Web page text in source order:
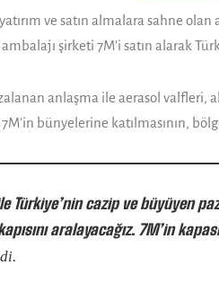
ve satın almalara sahne
şirke­ti 7M’i satın alarak
anlaşma ile aerasol valfleri,
7M’in bünyelerine ka­tılmasının,
Türkiye’nin cazip ve büyüyen
aralayacağız. 7M’in